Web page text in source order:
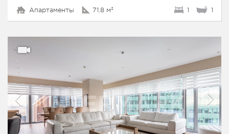
Апартаменты 71.8 м² 1 1